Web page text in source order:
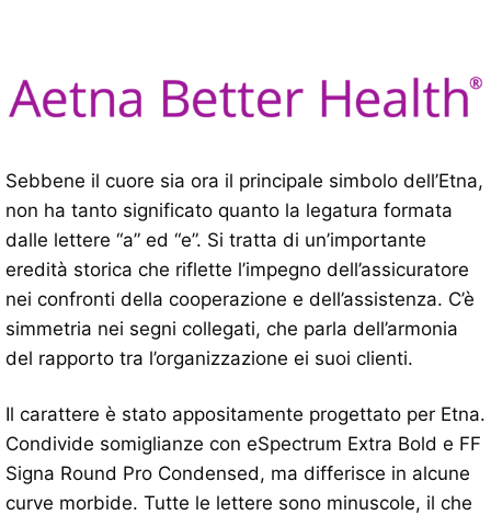
Sebbene il cuore sia ora il principale simbolo dell’Etna,
non ha tanto significato quanto la legatura formata
dalle lettere “a” ed “e”. Si tratta di un’importante
eredità storica che riflette l’impegno dell’assicuratore
nei confronti della cooperazione e dell’assistenza. C’è
simmetria nei segni collegati, che parla dell’armonia
del rapporto tra l’organizzazione ei suoi clienti.
Il carattere è stato appositamente progettato per Etna.
Condivide somiglianze con eSpectrum Extra Bold e FF
Signa Round Pro Condensed, ma differisce in alcune
curve morbide. Tutte le lettere sono minuscole, il che